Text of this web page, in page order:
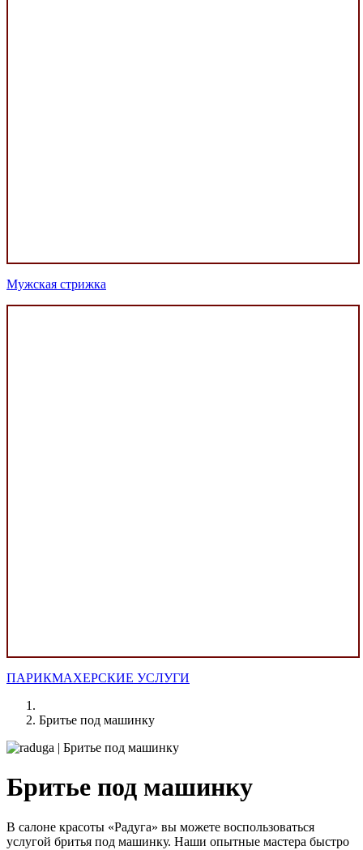
Мужская стрижка
ПАРИКМАХЕРСКИЕ УСЛУГИ
Бритье под машинку
Бритье под машинку
В салоне красоты «Радуга» вы можете воспользоваться
услугой бритья под машинку. Наши опытные мастера быстро